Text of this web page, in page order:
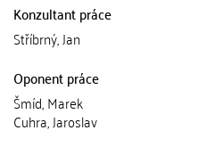
Konzultant práce
Stříbrný, Jan
Oponent práce
Šmíd, Marek
Cuhra, Jaroslav